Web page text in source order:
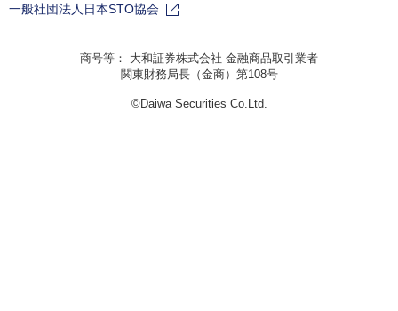
一般社団法人日本STO協会
商号等： 大和証券株式会社 金融商品取引業者
関東財務局長（金商）第108号
©Daiwa Securities Co.Ltd.